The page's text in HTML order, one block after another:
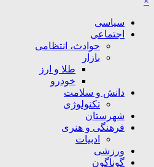
سیاسی
اجتماعی
حوادث، انتظامی
بازار
طلا و ارز
خودرو
دانش و سلامت
تکنولوژی
شهرستان
فرهنگی و هنری
ادبیات
ورزشی
گوناگون